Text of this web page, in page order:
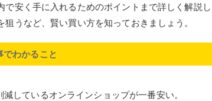
安く手に入れるためのポイントまで詳しく解説し
うなど、賢い買い方を知っておきましょう。
でわかること
しているオンラインショップが一番安い。